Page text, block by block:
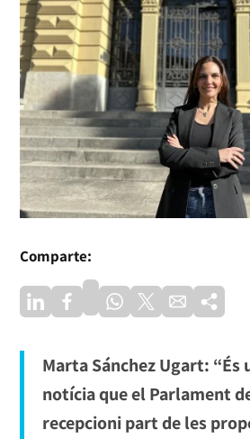
Comparte:
Marta Sánchez Ugart: “És
notícia que el Parlament
recepcioni part de les